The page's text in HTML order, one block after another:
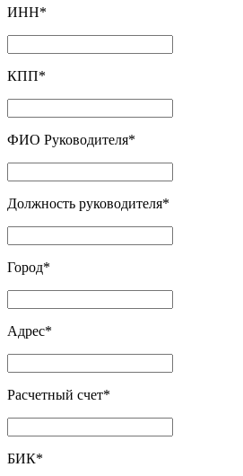
ИНН*
КПП*
ФИО Руководителя*
Должность руководителя*
Город*
Адрес*
Расчетный счет*
БИК*